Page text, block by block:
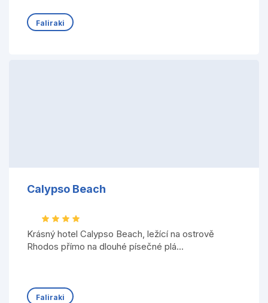
Faliraki
Calypso Beach
Krásný hotel Calypso Beach, ležící na ostrově
Rhodos přímo na dlouhé písečné plá...
Faliraki